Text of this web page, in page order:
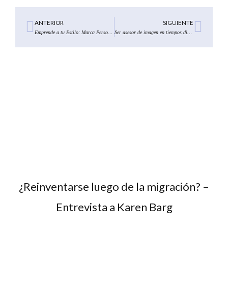
Ant
ANTERIOR SIGUIENTE
Ser asesor de imagen en tiempos digitales. ¿Cómo sobrellevarlo?
¿Reinventarse luego de la migración? –
Entrevista a Karen Barg